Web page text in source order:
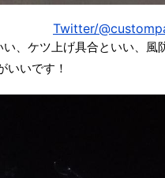
Twitter/
、ケツ上げ具合といい、風
いです！